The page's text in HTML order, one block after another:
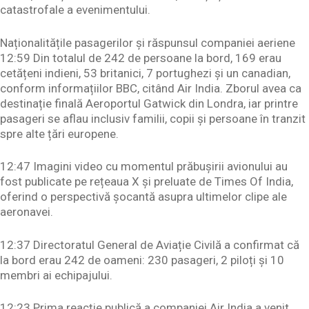
catastrofale a evenimentului.
Naționalitățile pasagerilor și răspunsul companiei aeriene
12:59 Din totalul de 242 de persoane la bord, 169 erau
cetățeni indieni, 53 britanici, 7 portughezi și un canadian,
conform informațiilor BBC, citând Air India. Zborul avea ca
destinație finală Aeroportul Gatwick din Londra, iar printre
pasageri se aflau inclusiv familii, copii și persoane în tranzit
spre alte țări europene.
12:47 Imagini video cu momentul prăbușirii avionului au
fost publicate pe rețeaua X și preluate de Times Of India,
oferind o perspectivă șocantă asupra ultimelor clipe ale
aeronavei.
12:37 Directoratul General de Aviație Civilă a confirmat că
la bord erau 242 de oameni: 230 pasageri, 2 piloți și 10
membri ai echipajului.